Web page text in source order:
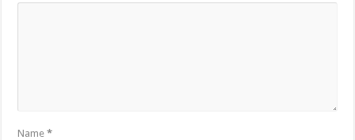
Name*